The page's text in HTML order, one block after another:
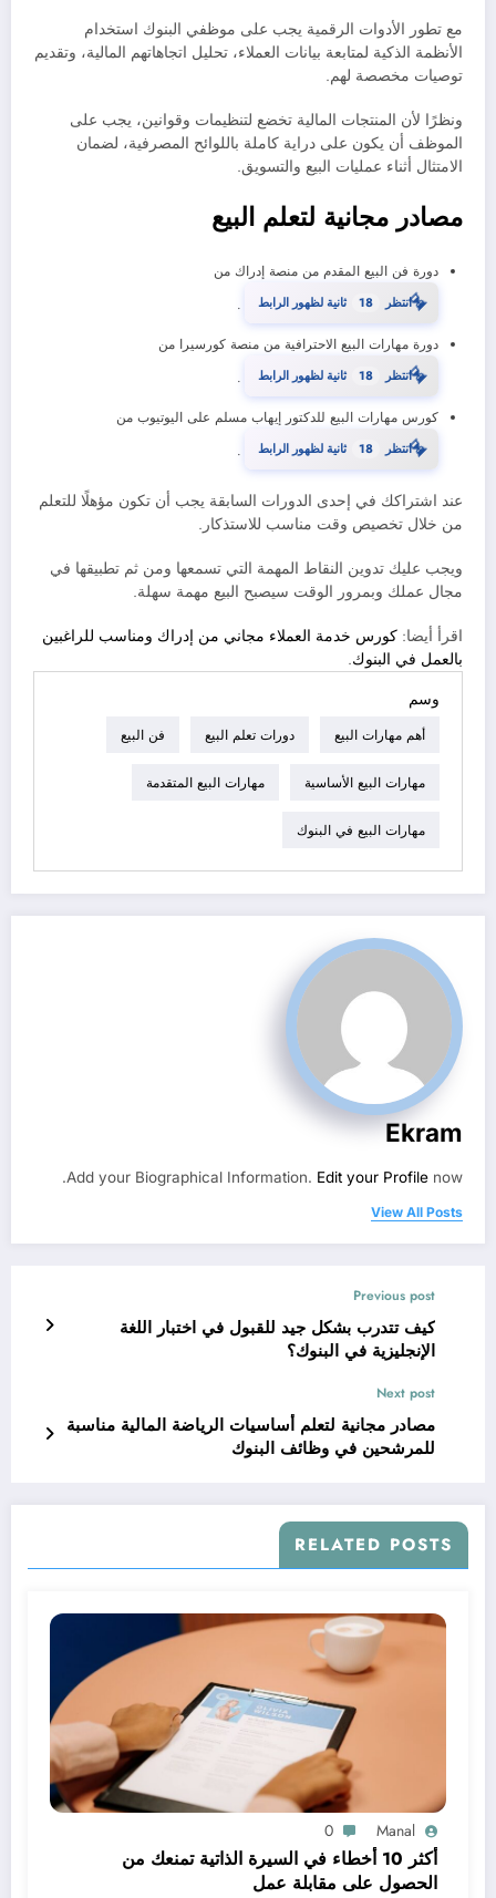
مع تطور الأدوات الرقمية يجب على موظفي البنوك استخدام
الأنظمة الذكية لمتابعة بيانات العملاء، تحليل اتجاهاتهم المالية، وتقديم
توصيات مخصصة لهم.
ونظرًا لأن المنتجات المالية تخضع لتنظيمات وقوانين، يجب على
الموظف أن يكون على دراية كاملة باللوائح المصرفية، لضمان
الامتثال أثناء عمليات البيع والتسويق.
مصادر مجانية لتعلم البيع
دورة فن البيع المقدم من منصة إدراك من
⏳انتظر 17 ثانية لظهور الرابط
.
دورة مهارات البيع الاحترافية من منصة كورسيرا من
⏳انتظر 17 ثانية لظهور الرابط
.
كورس مهارات البيع للدكتور إيهاب مسلم على اليوتيوب من
⏳انتظر 17 ثانية لظهور الرابط .
عند اشتراكك في إحدى الدورات السابقة يجب أن تكون مؤهلًا للتعلم
من خلال تخصيص وقت مناسب للاستذكار.
ويجب عليك تدوين النقاط المهمة التي تسمعها ومن ثم تطبيقها في
مجال عملك وبمرور الوقت سيصبح البيع مهمة سهلة.
اقرأ أيضا: كورس خدمة العملاء مجاني من إدراك ومناسب للراغبين
بالعمل في البنوك.
وسم
أهم مهارات البيع دورات تعلم البيع فن البيع
مهارات البيع الأساسية مهارات البيع المتقدمة
مهارات البيع في البنوك
Ekram
Add your Biographical Information. Edit your Profile now.
View All Posts
Previous post
كيف تتدرب بشكل جيد للقبول في اختبار اللغة
الإنجليزية في البنوك؟
Next post
مصادر مجانية لتعلم أساسيات الرياضة المالية مناسبة
للمرشحين في وظائف البنوك
RELATED POSTS
Manal
0
أكثر 10 أخطاء في السيرة الذاتية تمنعك من
الحصول على مقابلة عمل